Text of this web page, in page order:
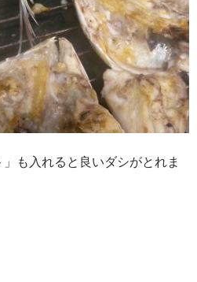
」も入れると良いダシがとれま